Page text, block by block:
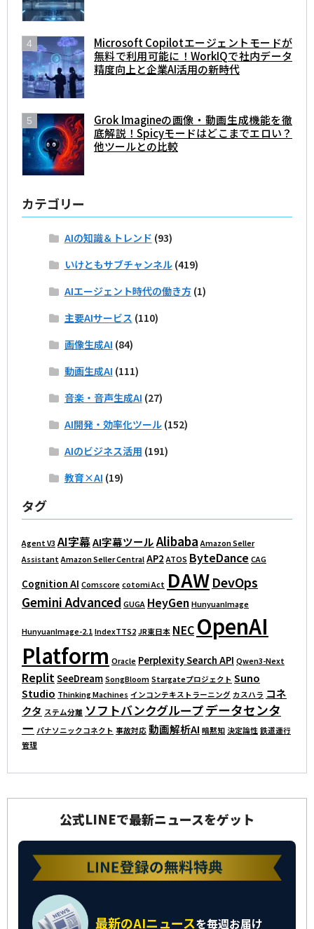
Microsoft Copilotエージェントモードが
無料で利用可能に！WorkIQで社内データ
精度向上と企業AI活用の新時代
Grok Imagineの画像・動画生成機能を徹
底解説！Spicyモードはどこまでエロい？
他ツールとの比較
カテゴリー
AIの知識＆トレンド (93)
いけともサブチャンネル(419)
AIエージェント時代の働き方(1)
主要AIサービス (110)
画像生成AI (84)
動画生成AI (111)
音楽・音声生成AI (27)
AI開発・効率化ツール(152)
AIのビジネス活用 (191)
教育×AI (19)
タグ
Agent V3 AI字幕AI字幕ツールAlibaba Amazon Seller
Assistant Amazon Seller Central AP2 ATOS ByteDance CAG
Cognition AI Comscore cotomi Act DAWDevOps
Gemini Advanced GUGA HeyGen HunyuanImage
HunyuanImage-2.1 IndexTTS2 JR東日本 NEC OpenAI
Platform Oracle Perplexity Search API Qwen3-Next
Replit SeeDream SongBloom Stargateプロジェクト Suno
Studio Thinking Machines インコンテキストラーニング カスハラ コネ
クタ ステム分離 ソフトバンクグループデータセンタ
ー パナソニックコネクト 事故対応 動画解析AI 暗黙知 決定論性 鉄道運行
管理
公式LINEで最新ニュースをゲット
最新のAIニュースを毎週お届け